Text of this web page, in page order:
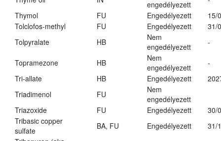
engedélyezett
Thymol
FU Engedélyezett
15/
Tolclofos-methyl
FU Engedélyezett
31/
Tolpyralate
HB
Nem
engedélyezett
-
Topramezone HB
Nem
engedélyezett
-
Tri-allate
HB Engedélyezett
Triadimenol
FU
Nem
engedélyezett
Triazoxide
FU Engedélyezett
30/
Tribasic copper
sulfate
BA, FU Engedélyezett
31/